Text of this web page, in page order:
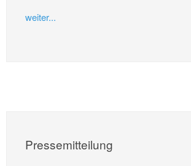
weiter...
Pressemitteilung